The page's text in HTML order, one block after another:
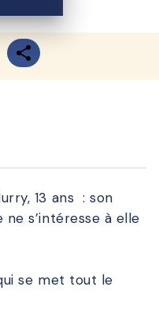
13 ans : son
s’intéresse à elle
se met tout le